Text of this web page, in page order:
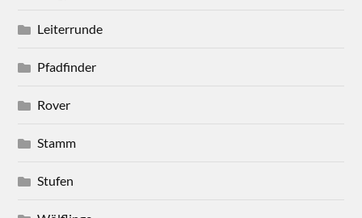
Leiterrunde
Pfadfinder
Rover
Stamm
Stufen